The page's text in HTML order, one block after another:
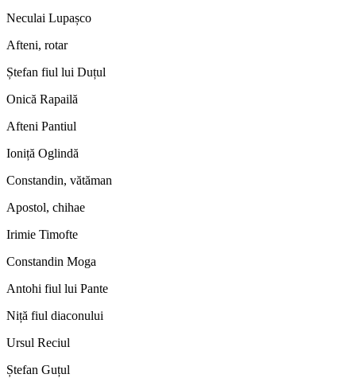
Neculai Lupașco
Afteni, rotar
Ștefan fiul lui Duțul
Onică Rapailă
Afteni Pantiul
Ioniță Oglindă
Constandin, vătăman
Apostol, chihae
Irimie Timofte
Constandin Moga
Antohi fiul lui Pante
Niță fiul diaconului
Ursul Reciul
Ștefan Guțul